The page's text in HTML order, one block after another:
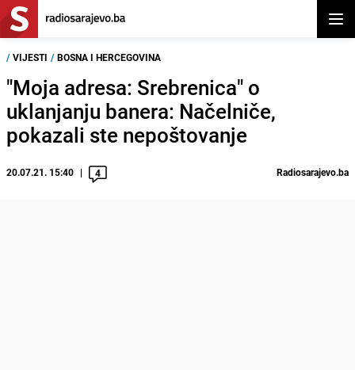
/ VIJESTI / BOSNA I HERCEGOVINA
"Moja adresa: Srebrenica" o
uklanjanju banera: Načelniče,
pokazali ste nepoštovanje
20.07.21. 15:40 4 Radiosarajevo.ba